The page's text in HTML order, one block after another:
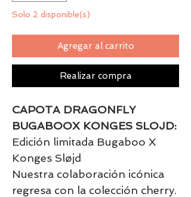
Solo 2 disponible(s)
Agregar al carrito
Realizar compra
CAPOTA DRAGONFLY
BUGABOOX KONGES SLOJD:
Edición limitada Bugaboo X
Konges Sløjd
Nuestra colaboración icónica
regresa con la colección cherry.